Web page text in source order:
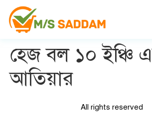
হেজ বল ১০ ইঞ্চি
আতিয়ার
All rights reserved